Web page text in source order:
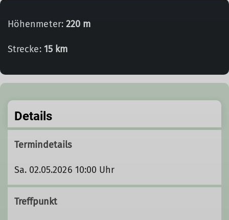
Höhenmeter: 220 m
Strecke: 15 km
Details
Termindetails
Sa. 02.05.2026 10:00 Uhr
Treffpunkt